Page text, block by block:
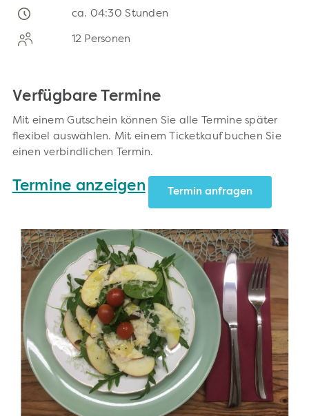
ca. 04:30 Stunden
12 Personen
Verfügbare Termine
Mit einem Gutschein können Sie alle Termine später
flexibel auswählen. Mit einem Ticketkauf buchen Sie
einen verbindlichen Termin.
Termine anzeigen Termin anfragen